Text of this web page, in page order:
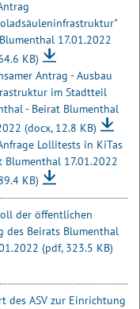
17.01.2022
KB)
Antrag - Ausbau
im Stadtteil
- Beirat Blumenthal
(docx, 12.8 KB)
Lollitests in KiTas
Blumenthal 17.01.2022
KB)
der öffentlichen
des Beirats Blumenthal
(pdf, 323.5 KB)
des ASV zur Einrichtung